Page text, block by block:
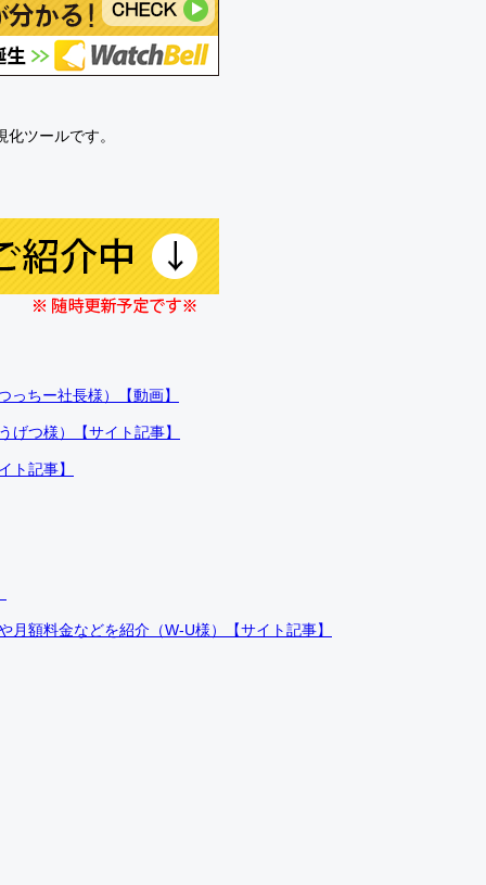
ツールです。
ちー社長様）【動画】
げつ様）【サイト記事】
ト記事】
額料金などを紹介（W-U様）【サイト記事】